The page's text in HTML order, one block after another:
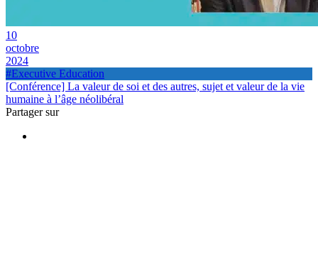
10
octobre
2024
#Executive Education
[Conférence] La valeur de soi et des autres, sujet et valeur de la vie
humaine à l’âge néolibéral
Partager sur